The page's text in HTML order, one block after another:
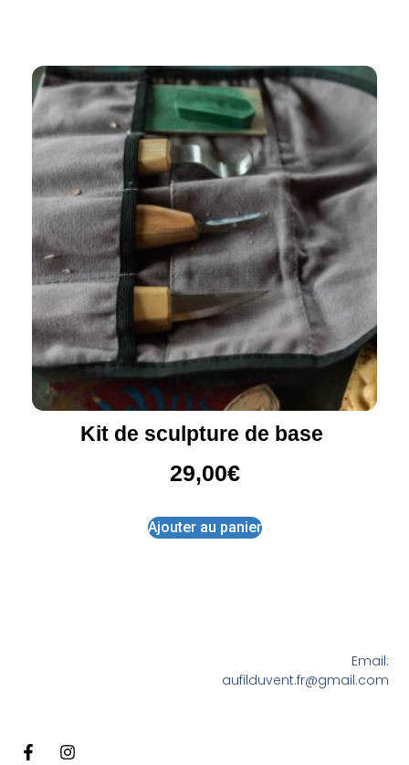
Kit de sculpture de base
29,00€
Ajouter au panier
Email:
aufilduvent.fr@gmail.com